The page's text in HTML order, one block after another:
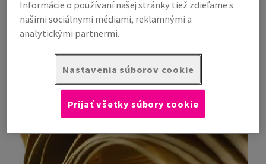
Exportné balenie
Obalové riešenia na mieru
Produktové portfólio
Informácie o používaní našej stránky tiež zdieľame s
našimi sociálnymi médiami, reklamnými a
analytickými partnermi.
Nastavenia súborov cookie
Prijať všetky súbory cookie